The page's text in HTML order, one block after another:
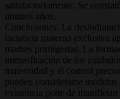
satisfactoriamente. Se
últimos años.
Conclusiones : La
lactancia materna exclusiva
madres primigestas. La
intensificación de los
maternidad y el control
pueden considerarse
existencia pone de manifiesto